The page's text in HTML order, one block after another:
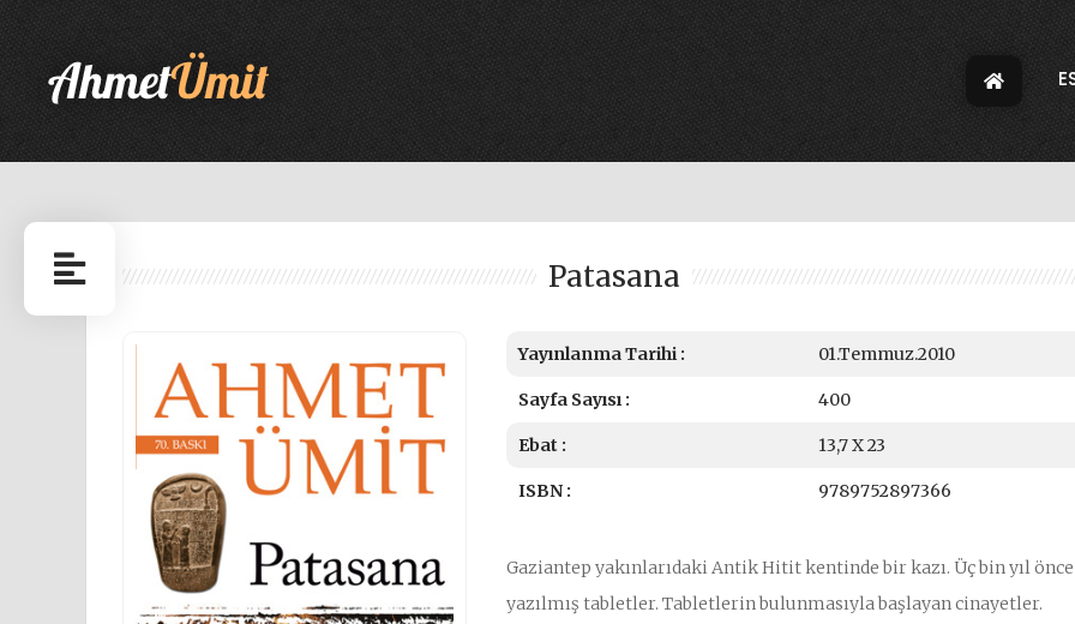
Patasana
Yayınlanma Tarihi : 01.Temmuz.2010
Sayfa Sayısı : 400
Ebat : 13,7 X 23
ISBN : 9789752897366
Gaziantep yakınlarıdaki Antik Hitit kentinde bir kazı. Üç bin yıl önce
yazılmış tabletler. Tabletlerin bulunmasıyla başlayan cinayetler.